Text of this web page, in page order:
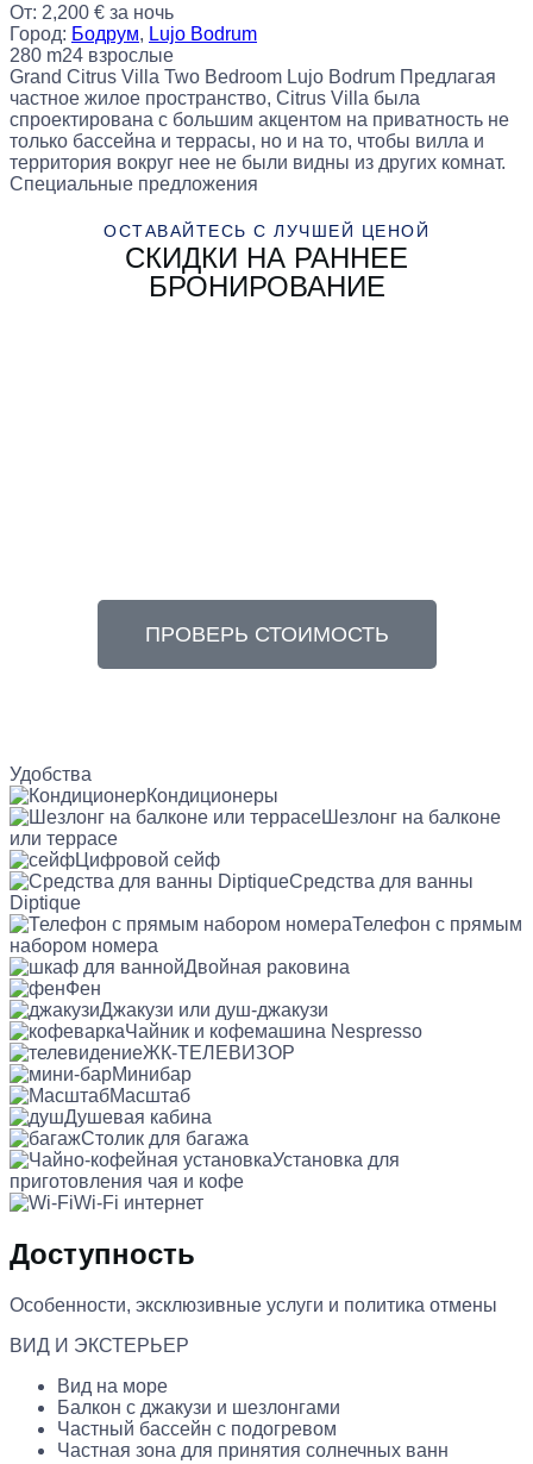
От: 2,200 € за ночь
Город: Бодрум, Lujo Bodrum
280 m24 взрослые
Grand Citrus Villa Two Bedroom Lujo Bodrum Предлагая
частное жилое пространство, Citrus Villa была
спроектирована с большим акцентом на приватность не
только бассейна и террасы, но и на то, чтобы вилла и
территория вокруг нее не были видны из других комнат.
Специальные предложения
ОСТАВАЙТЕСЬ С ЛУЧШЕЙ ЦЕНОЙ
СКИДКИ НА РАННЕЕ
БРОНИРОВАНИЕ
ПРОВЕРЬ СТОИМОСТЬ
Удобства
Кондиционеры
Шезлонг на балконе
или террасе
Цифровой сейф
Средства для ванны
Diptique
Телефон с прямым
набором номера
Двойная раковина
Фен
Джакузи или душ-джакузи
Чайник и кофемашина Nespresso
ЖК-ТЕЛЕВИЗОР
Минибар
Масштаб
Душевая кабина
Столик для багажа
Установка для
приготовления чая и кофе
Wi-Fi интернет
Доступность
Особенности, эксклюзивные услуги и политика отмены
ВИД И ЭКСТЕРЬЕР
Вид на море
Балкон с джакузи и шезлонгами
Частный бассейн с подогревом
Частная зона для принятия солнечных ванн